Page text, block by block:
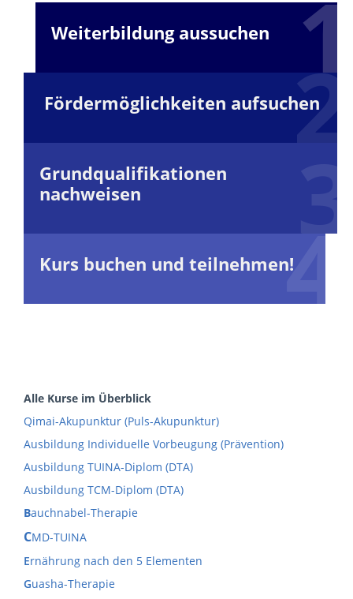
Weiterbildung aussuchen
Fördermöglichkeiten aufsuchen
Grundqualifikationen
nachweisen
Kurs buchen und teilnehmen!
Alle Kurse im Überblick
Qimai-Akupunktur (Puls-Akupunktur)
Ausbildung Individuelle Vorbeugung (Prävention)
Ausbildung TUINA-Diplom (DTA)
Ausbildung TCM-Diplom (DTA)
Bauchnabel-Therapie
CMD-TUINA
Ernährung nach den 5 Elementen
Guasha-Therapie